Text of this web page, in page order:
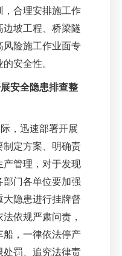
，合理安排施工作
边坡工程、桥梁隧
风险施工作业面专
安全性。
安全隐患排查整
，迅速部署开展
制定方案、明确责
产管理，对于发现
部门各单位要加强
大隐患进行挂牌督
依规严肃问责，
船，一律依法停产
处罚、追究法律责